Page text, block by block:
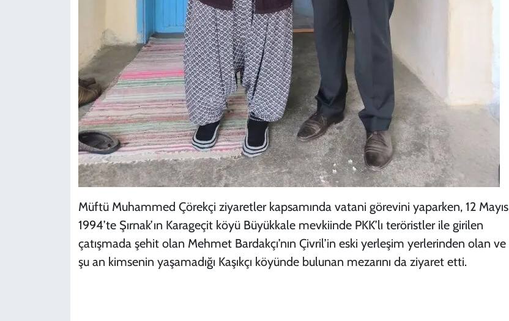
Müftü Muhammed Çörekçi ziyaretler kapsamında vatani görevini yaparken, 12 Mayıs
1994’te Şırnak’ın Karageçit köyü Büyükkale mevkiinde PKK’lı teröristler ile girilen
çatışmada şehit olan Mehmet Bardakçı’nın Çivril’in eski yerleşim yerlerinden olan ve
şu an kimsenin yaşamadığı Kaşıkçı köyünde bulunan mezarını da ziyaret etti.